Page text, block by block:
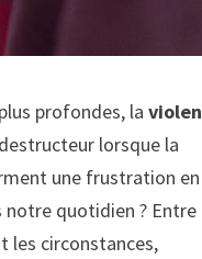
profondes, la
lorsque la
une frustration en
notre quotidien ? Entre
les circonstances,